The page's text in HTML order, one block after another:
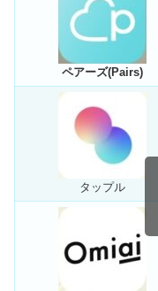
ペアーズ(Pairs)
タップル